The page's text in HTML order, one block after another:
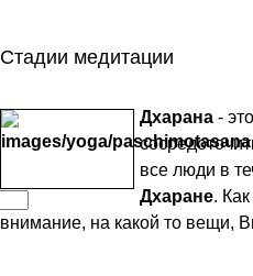
Стадии медитации
Дхарана -
все люди в
Дхаране.
внимание, на какой то вещи,